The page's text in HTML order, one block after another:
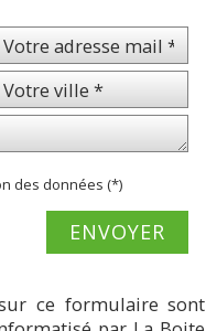
des données (*)
ENVOYER
ce formulaire sont